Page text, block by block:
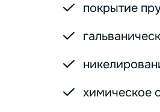
покрытие
химическое